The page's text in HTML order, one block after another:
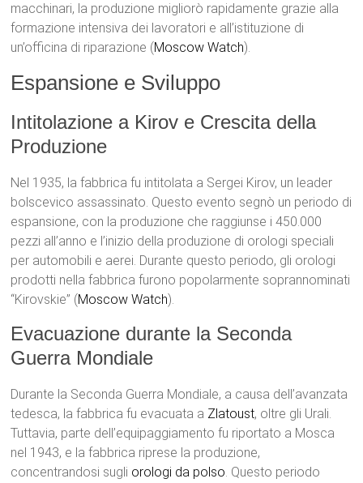
macchinari, la produzione migliorò rapidamente grazie alla
formazione intensiva dei lavoratori e all’istituzione di
un’officina di riparazione​ (Moscow Watch)​.
Espansione e Sviluppo
Intitolazione a Kirov e Crescita della
Produzione
Nel 1935, la fabbrica fu intitolata a Sergei Kirov, un leader
bolscevico assassinato. Questo evento segnò un periodo di
espansione, con la produzione che raggiunse i 450.000
pezzi all’anno e l’inizio della produzione di orologi speciali
per automobili e aerei. Durante questo periodo, gli orologi
prodotti nella fabbrica furono popolarmente soprannominati
“Kirovskie”​ (Moscow Watch)​.
Evacuazione durante la Seconda
Guerra Mondiale
Durante la Seconda Guerra Mondiale, a causa dell’avanzata
tedesca, la fabbrica fu evacuata a Zlatoust, oltre gli Urali.
Tuttavia, parte dell’equipaggiamento fu riportato a Mosca
nel 1943, e la fabbrica riprese la produzione,
concentrandosi sugli orologi da polso. Questo periodo